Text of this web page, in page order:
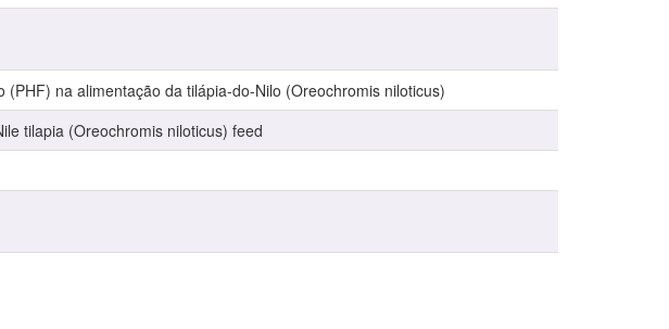
na alimentação da tilápia-do-Nilo (Oreochromis niloticus)
tilapia (Oreochromis niloticus) feed